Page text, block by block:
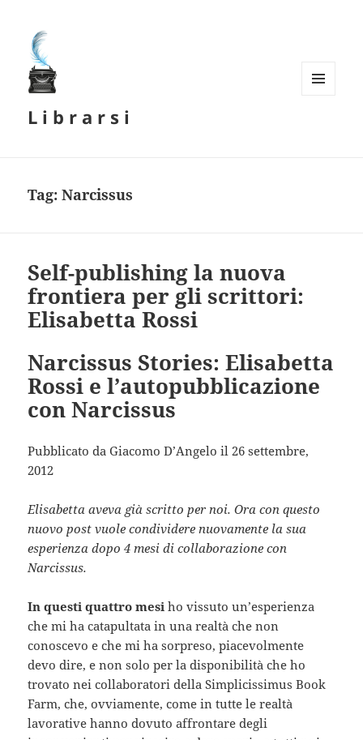
L i b r a r s i
Tag:Narcissus
Self-publishing la nuova
frontiera per gli scrittori:
Elisabetta Rossi
Narcissus Stories: Elisabetta
Rossi e l’autopubblicazione
con Narcissus
Pubblicato da Giacomo D’Angelo il 26 settembre,
2012
Elisabetta aveva già scritto per noi. Ora con questo
nuovo post vuole condividere nuovamente la sua
esperienza dopo 4 mesi di collaborazione con
Narcissus.
In questi quattro mesi ho vissuto un’esperienza
che mi ha catapultata in una realtà che non
conoscevo e che mi ha sorpreso, piacevolmente
devo dire, e non solo per la disponibilità che ho
trovato nei collaboratori della Simplicissimus Book
Farm, che, ovviamente, come in tutte le realtà
lavorative hanno dovuto affrontare degli